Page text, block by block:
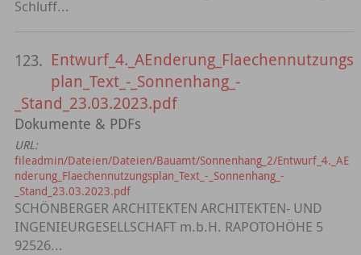
Schluff...
123. Entwurf_4._AEnderung_Flaechennutzungs
plan_Text_-_Sonnenhang_-
_Stand_23.03.2023.pdf
Dokumente & PDFs
URL:
fileadmin/Dateien/Dateien/Bauamt/Sonnenhang_2/Entwurf_4._AE
nderung_Flaechennutzungsplan_Text_-_Sonnenhang_-
_Stand_23.03.2023.pdf
SCHÖNBERGER ARCHITEKTEN ARCHITEKTEN- UND
INGENIEURGESELLSCHAFT m.b.H. RAPOTOHÖHE 5
92526...